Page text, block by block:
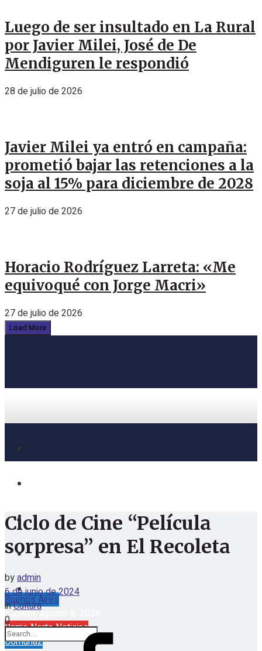
Luego de ser insultado en La Rural
por Javier Milei, José de De
Mendiguren le respondió
28 de julio de 2026
Javier Milei ya entró en campaña:
prometió bajar las retenciones a la
soja al 15% para diciembre de 2028
27 de julio de 2026
Horacio Rodríguez Larreta: «Me
equivoqué con Jorge Macri»
27 de julio de 2026
Load More
Buenos Aires
sábado, agosto 8, 2026
Barrio Norte Noticias
Comuna2
Ciclo de Cine “Película
sorpresa” en El Recoleta
byadmin
6 de junio de 2024
inCultura
0